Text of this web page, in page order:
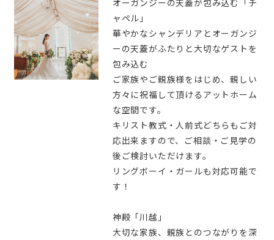
ャペル」
華やかなシャンデリアとオーガンジ
ーの天蓋がふたりと大切なゲストを
包み込む
ご家族やご親族様をはじめ、親しい
方々に祝福して頂けるアットホーム
な空間です。
キリスト教式・人前式どちらもご対
応出来ますので、ご相談・ご見学の
後ご検討いただけます。
リングボーイ・ガールも対応可能で
す！
神殿「川越」
大切な家族、親族とのつながりを深